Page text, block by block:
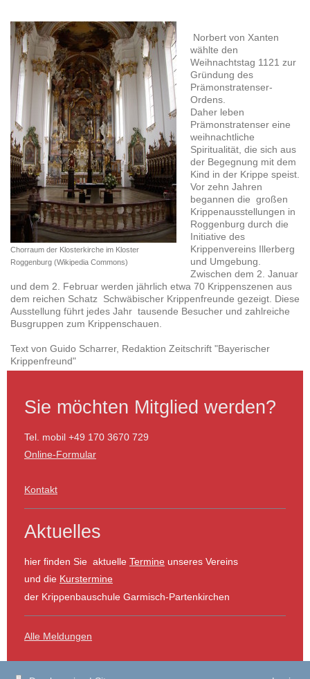
Chorraum der Klosterkirche im Kloster
Roggenburg (Wikipedia Commons)
Norbert von Xanten
wählte den
Weihnachtstag 1121 zur
Gründung des
Prämonstratenser-
Ordens.
Daher leben
Prämonstratenser eine
weihnachtliche
Spiritualität, die sich aus
der Begegnung mit dem
Kind in der Krippe speist.
Vor zehn Jahren
begannen die großen
Krippenausstellungen in
Roggenburg durch die
Initiative des
Krippenvereins Illerberg
und Umgebung.
Zwischen dem 2. Januar
und dem 2. Februar werden jährlich etwa 70 Krippenszenen aus
dem reichen Schatz Schwäbischer Krippenfreunde gezeigt. Diese
Ausstellung führt jedes Jahr tausende Besucher und zahlreiche
Busgruppen zum Krippenschauen.
Text von Guido Scharrer, Redaktion Zeitschrift "Bayerischer
Krippenfreund"
Sie möchten Mitglied werden?
Tel. mobil +49 170 3670 729
Online-Formular
Kontakt
Aktuelles
hier finden Sie aktuelle Termine unseres Vereins
und die Kurstermine
der Krippenbauschule Garmisch-Partenkirchen
Alle Meldungen